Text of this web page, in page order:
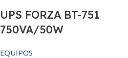
UPS FORZA BT-751
750VA/50W
EQUIPOS